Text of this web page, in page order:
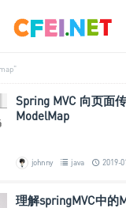
Spring MVC 向页面
ModelMap
johnny java 2019-
理解springMVC中的